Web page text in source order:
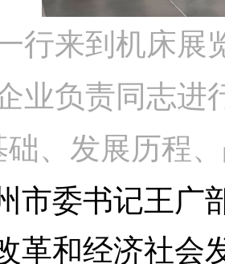
行来到机床展
业负责同志进
础、发展历程
委书记王广
革和经济社会